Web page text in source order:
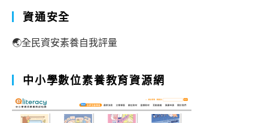
資通安全
🌏全民資安素養自我評量
中小學數位素養教育資源網